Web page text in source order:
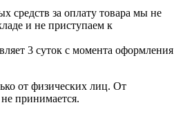
средств за оплату товара мы не
и не приступаем к
3 суток с момента оформления
от физических лиц. От
принимается.